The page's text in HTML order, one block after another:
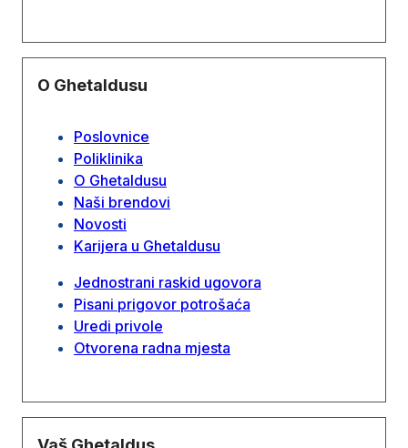
O Ghetaldusu
Poslovnice
Poliklinika
O Ghetaldusu
Naši brendovi
Novosti
Karijera u Ghetaldusu
Jednostrani raskid ugovora
Pisani prigovor potrošaća
Uredi privole
Otvorena radna mjesta